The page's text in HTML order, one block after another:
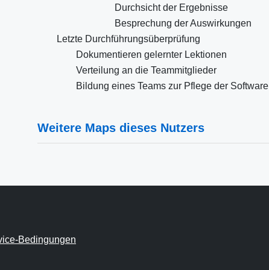
Durchsicht der Ergebnisse
Besprechung der Auswirkungen
Letzte Durchführungsüberprüfung
Dokumentieren gelernter Lektionen
Verteilung an die Teammitglieder
Bildung eines Teams zur Pflege der Software
Weitere Maps dieses Nutzers
Bedingungen